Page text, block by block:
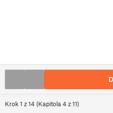
Krok 1 z14 (Kapitola 4 z11)